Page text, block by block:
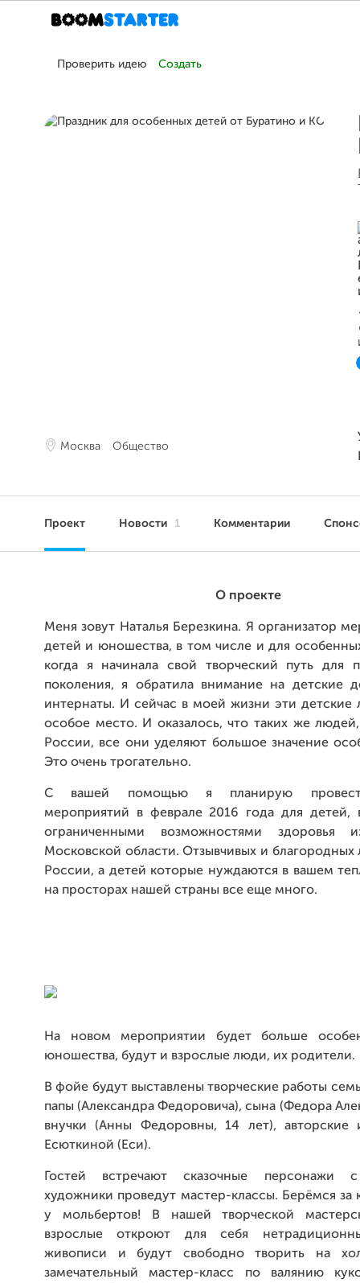
Проверить идею Создать
Москва Общество
Проект Новости 1 Комментарии
О проекте
Меня зовут Наталья Березкина. Я организатор
детей и юношества, в том числе и для
когда я начинала свой творческий путь для
поколения, я обратила внимание на детские
интернаты. И сейчас в моей жизни эти детские
особое место. И оказалось, что таких же
России, все они уделяют большое значение
Это очень трогательно.
С вашей помощью я планирую
мероприятий в феврале 2016 года для детей,
ограниченными возможностями
Московской области. Отзывчивых и
России, а детей которые нуждаются в вашем
на просторах нашей страны все еще много.
На новом мероприятии будет больше
юношества, будут и взрослые люди, их родители.
В фойе будут выставлены творческие работы
папы (Александра Федоровича), сына (Федора
внучки (Анны Федоровны, 14 лет), авторские
Есюткиной (Еси).
Гостей встречают сказочные персонажи
художники проведут мастер-классы. Берёмся за
у мольбертов! В нашей творческой
взрослые откроют для себя
живописи и будут свободно творить на
замечательный мастер-класс по валянию